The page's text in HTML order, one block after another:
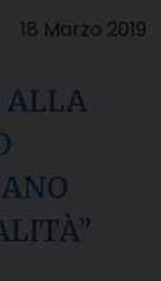
18 Marzo 2019
ALLA